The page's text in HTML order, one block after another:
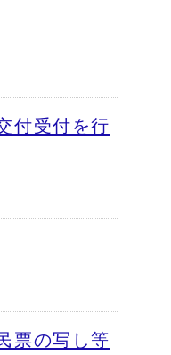
付受付を行
票の写し等